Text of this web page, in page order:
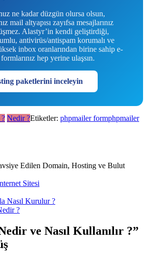
ne kadar düzgün olursa olsun,
mail altyapısı zayıfsa mesajlarınız
Alastyr’in kendi geliştirdiği,
antivirüs/antispam korumalı ve
inbox oranlarından birine sahip e-
hep yerine ulaşsın.
paketlerini inceleyin
? Nedir ?Etiketler: phpmailer formphpmailer
Edilen Domain, Hosting ve Bulut
Sitesi
Nasıl Kurulur ?
?
ve Nasıl Kullanılır ?”